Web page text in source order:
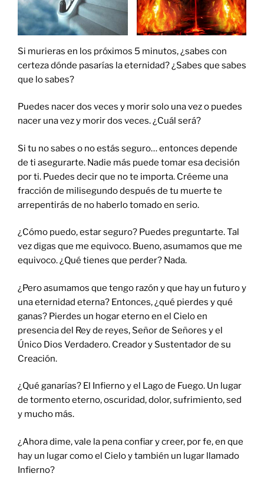
Si murieras en los próximos 5 minutos, ¿sabes con
certeza dónde pasarías la eternidad? ¿Sabes que sabes
que lo sabes?
Puedes nacer dos veces y morir solo una vez o puedes
nacer una vez y morir dos veces. ¿Cuál será?
Si tu no sabes o no estás seguro… entonces depende
de ti asegurarte. Nadie más puede tomar esa decisión
por ti. Puedes decir que no te importa. Créeme una
fracción de milisegundo después de tu muerte te
arrepentirás de no haberlo tomado en serio.
¿Cómo puedo, estar seguro? Puedes preguntarte. Tal
vez digas que me equivoco. Bueno, asumamos que me
equivoco. ¿Qué tienes que perder? Nada.
¿Pero asumamos que tengo razón y que hay un futuro y
una eternidad eterna? Entonces, ¿qué pierdes y qué
ganas? Pierdes un hogar eterno en el Cielo en
presencia del Rey de reyes, Señor de Señores y el
Único Dios Verdadero. Creador y Sustentador de su
Creación.
¿Qué ganarías? El Infierno y el Lago de Fuego. Un lugar
de tormento eterno, oscuridad, dolor, sufrimiento, sed
y mucho más.
¿Ahora dime, vale la pena confiar y creer, por fe, en que
hay un lugar como el Cielo y también un lugar llamado
Infierno?